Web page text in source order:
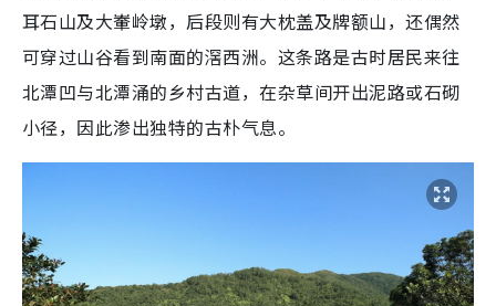
耳石山及大輋岭墩，后段则有大枕盖及牌额山，还偶然
可穿过山谷看到南面的滘西洲。这条路是古时居民来往
北潭凹与北潭涌的乡村古道，在杂草间开出泥路或石砌
小径，因此渗出独特的古朴气息。